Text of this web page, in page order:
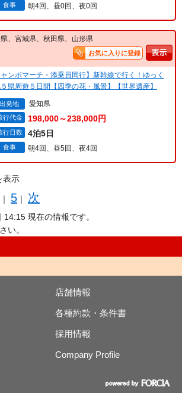
食事 朝4回、昼0回、夜0回
、宮城県、秋田県、山形県
お気に入りに登録
ボマーチ・添乗員同行】新幹線で行く！ゆっく
県周遊５日間【四季の花・風景】【世界遺産】
出発地 愛知県
行代金 198,000～238,000円
行日数 4泊5日
食事 朝4回、昼5回、夜4回
表示
｜ 5 ｜ 次
現在の情報です。
い。
店舗情報
各種約款・条件書
採用情報
Company Profile